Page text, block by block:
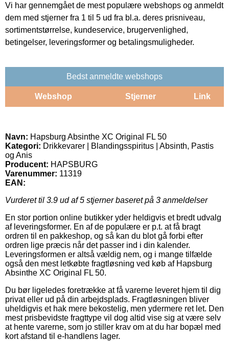
Vi har gennemgået de mest populære webshops og anmeldt
dem med stjerner fra 1 til 5 ud fra bl.a. deres prisniveau,
sortimentstørrelse, kundeservice, brugervenlighed,
betingelser, leveringsformer og betalingsmuligheder.
Bedst anmeldte webshops
Webshop Stjerner Link
Navn: Hapsburg Absinthe XC Original FL 50
Kategori: Drikkevarer | Blandingsspiritus | Absinth, Pastis
og Anis
Producent: HAPSBURG
Varenummer: 11319
EAN:
Vurderet til 3.9 ud af 5 stjerner baseret på 3 anmeldelser
En stor portion online butikker yder heldigvis et bredt udvalg
af leveringsformer. En af de populære er p.t. at få bragt
ordren til en pakkeshop, og så kan du blot gå forbi efter
ordren lige præcis når det passer ind i din kalender.
Leveringsformen er altså vældig nem, og i mange tilfælde
også den mest letkøbte fragtløsning ved køb af Hapsburg
Absinthe XC Original FL 50.
Du bør ligeledes foretrække at få varerne leveret hjem til dig
privat eller ud på din arbejdsplads. Fragtløsningen bliver
uheldigvis et hak mere bekostelig, men ydermere ret let. Den
mest prisbevidste fragttype vil dog altid vise sig at være selv
at hente varerne, som jo stiller krav om at du har bopæl med
kort afstand til e-handlens lager.